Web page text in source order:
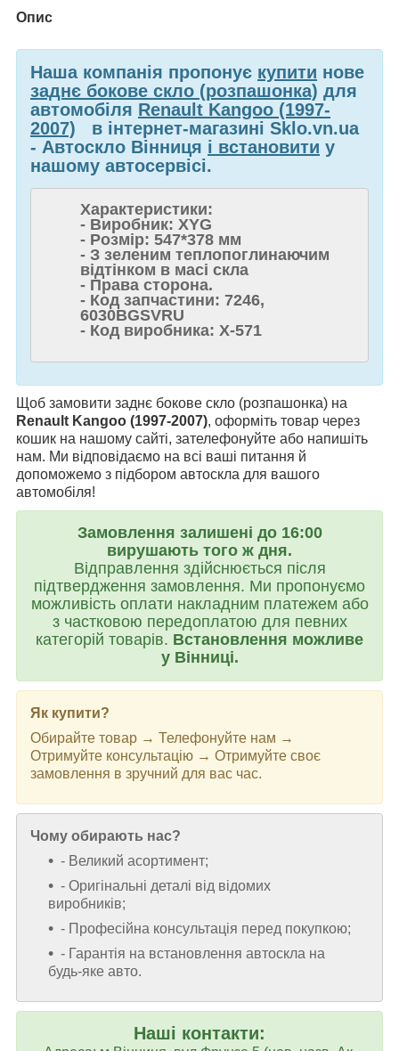
Опис
Наша компанія пропонує купити нове
заднє бокове скло (розпашонка) для
автомобіля Renault Kangoo (1997-
2007) в інтернет-магазині Sklo.vn.ua
- Автоскло Вінниця і встановити у
нашому автосервісі.
Характеристики:
- Виробник: XYG
- Розмір: 547*378 мм
- З зеленим теплопоглинаючим
відтінком в масі скла
- Права сторона.
- Код запчастини: 7246,
6030BGSVRU
- Код виробника: Х-571
Щоб замовити заднє бокове скло (розпашонка) на
Renault Kangoo (1997-2007), оформіть товар через
кошик на нашому сайті, зателефонуйте або напишіть
нам. Ми відповідаємо на всі ваші питання й
допоможемо з підбором автоскла для вашого
автомобіля!
Замовлення залишені до 16:00
вирушають того ж дня.
Відправлення здійснюється після
підтвердження замовлення. Ми пропонуємо
можливість оплати накладним платежем або
з частковою передоплатою для певних
категорій товарів. Встановлення можливе
у Вінниці.
Як купити?
Обирайте товар → Телефонуйте нам →
Отримуйте консультацію → Отримуйте своє
замовлення в зручний для вас час.
Чому обирають нас?
- Великий асортимент;
- Оригінальні деталі від відомих
виробників;
- Професійна консультація перед покупкою;
- Гарантія на встановлення автоскла на
будь-яке авто.
Наші контакти: